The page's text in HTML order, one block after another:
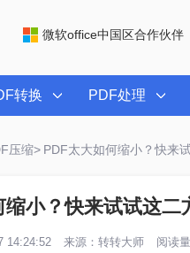
微软office中国区合作伙伴
转换 PDF处理
压缩> PDF太大如何缩小？快来
小？快来试试这二
14:24:52 来源： 转转大师 阅读